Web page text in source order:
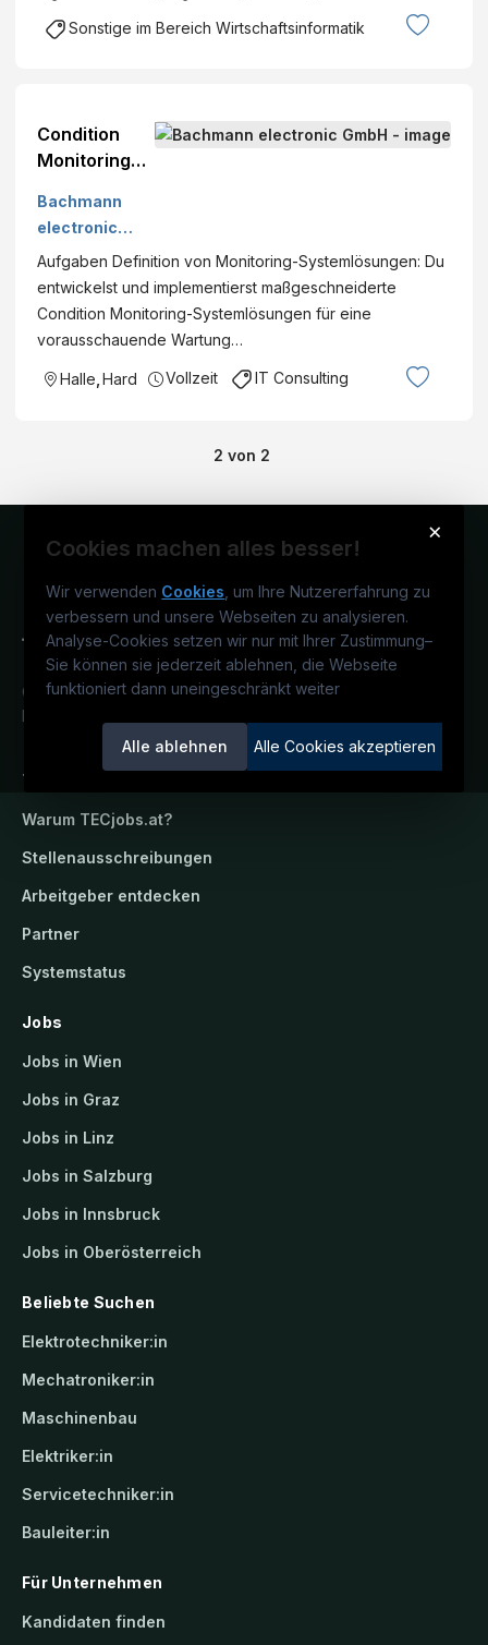
Sonstige im Bereich Wirtschaftsinformatik
Condition
Monitoring
(w/m/d)
Bachmann
electronic
GmbH
Aufgaben Definition von Monitoring-Systemlösungen: Du
entwickelst und implementierst maßgeschneiderte
Condition Monitoring-Systemlösungen für eine
vorausschauende Wartung…
Halle Hard Vollzeit IT Consulting
2 von 2
×
Cookies machen alles besser!
Wir verwenden Cookies , um Ihre Nutzererfahrung zu
verbessern und unsere Webseiten zu analysieren.
Analyse-Cookies setzen wir nur mit Ihrer Zustimmung–
Sie können sie jederzeit ablehnen, die Webseite
funktioniert dann uneingeschränkt weiter
Alle ablehnen Alle Cookies akzeptieren
Österreichs technisches Karriereportal.
Ein Service der candidatis GmbH.
TECjobs.at
Warum TECjobs.at?
Stellenausschreibungen
Arbeitgeber entdecken
Partner
Systemstatus
Jobs
Jobs in Wien
Jobs in Graz
Jobs in Linz
Jobs in Salzburg
Jobs in Innsbruck
Jobs in Oberösterreich
Beliebte Suchen
Elektrotechniker:in
Mechatroniker:in
Maschinenbau
Elektriker:in
Servicetechniker:in
Bauleiter:in
Für Unternehmen
Kandidaten finden